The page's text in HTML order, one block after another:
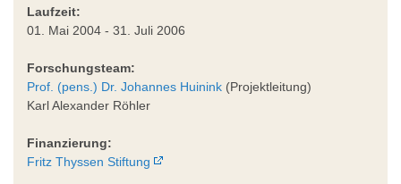
Laufzeit:
01. Mai 2004 - 31. Juli 2006
Forschungsteam:
Prof. (pens.) Dr. Johannes Huinink (Projektleitung)
Karl Alexander Röhler
Finanzierung:
Fritz Thyssen Stiftung